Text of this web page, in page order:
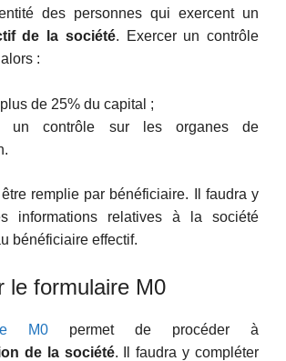
des personnes qui exercent un
de la société. Exercer un contrôle
:
de 25% du capital ;
un contrôle sur les organes de
remplie par bénéficiaire. Il faudra y
informations relatives à la société
bénéficiaire effectif.
le formulaire M0
M0 permet de procéder à
de la société. Il faudra y compléter